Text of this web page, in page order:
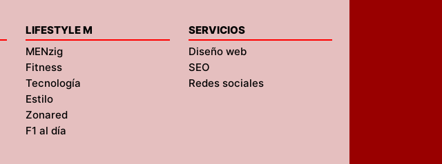
LIFESTYLE M
MENzig
Fitness
Tecnología
Estilo
Zonared
F1 al día
SERVICIOS
Diseño web
SEO
Redes sociales